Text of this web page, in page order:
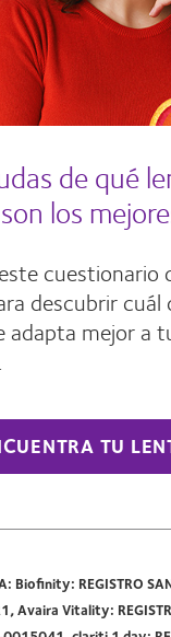
de qué
los
cuestionario
descubrir cuál
adapta mejor a
TU
Biofinity: REGISTRO
Avaira Vitality: